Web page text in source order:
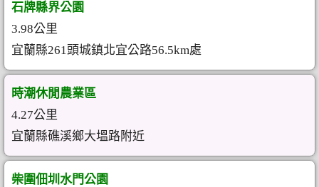
石牌縣界公園
3.98公里
宜蘭縣261頭城鎮北宜公路56.5km處
時潮休閒農業區
4.27公里
宜蘭縣礁溪鄉大塭路附近
柴圍佃圳水門公園